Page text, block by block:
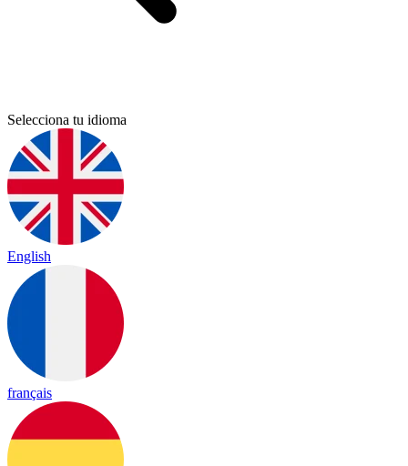
Selecciona tu idioma
English
français